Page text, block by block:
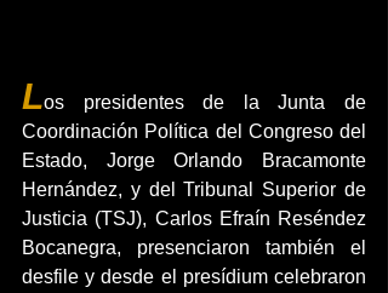
Los presidentes de la Junta de
Coordinación Política del Congreso del
Estado, Jorge Orlando Bracamonte
Hernández, y del Tribunal Superior de
Justicia (TSJ), Carlos Efraín Reséndez
Bocanegra, presenciaron también el
desfile y desde el presídium celebraron